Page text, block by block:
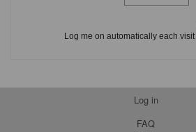
Log me on automatically each visit
Log in
FAQ